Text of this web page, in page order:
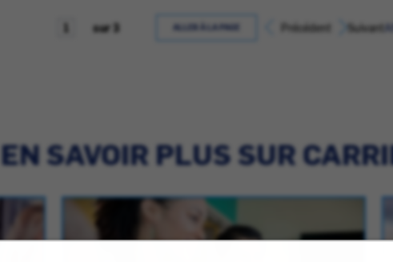
sur 3 ALLER À LA PAGE Précédent Suivant
EN SAVOIR PLUS SUR